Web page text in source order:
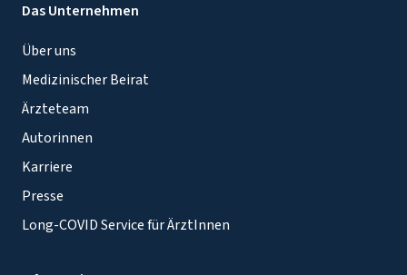
Das Unternehmen
Über uns
Medizinischer Beirat
Ärzteteam
Autorinnen
Karriere
Presse
Long-COVID Service für ÄrztInnen